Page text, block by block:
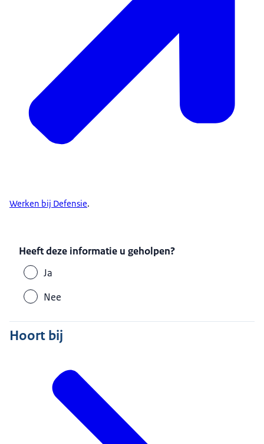
Werken bij Defensie.
Heeft deze informatie u geholpen?
Ja
Nee
Hoort bij